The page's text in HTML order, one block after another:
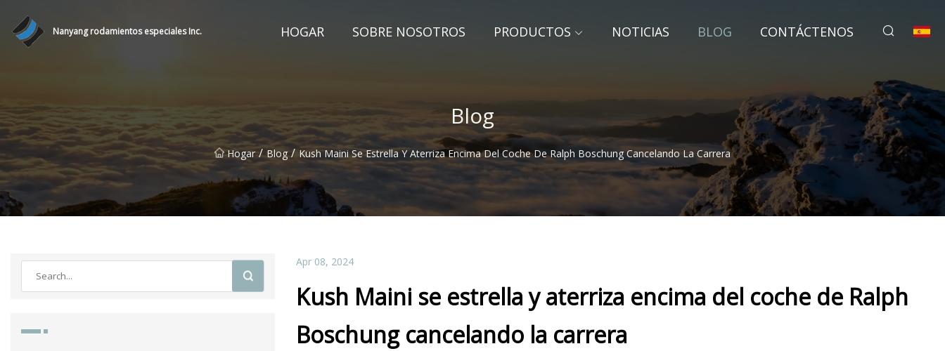
Nanyang rodamientos especiales Inc. HOGAR SOBRE NOSOTROS PRODUCTOS NOTICIAS BLOG CONTÁCTENOS
Blog
Hogar / Blog / Kush Maini Se Estrella Y Aterriza Encima Del Coche De Ralph Boschung Cancelando La Carrera
Apr 08, 2024
Kush Maini se estrella y aterriza encima del coche de Ralph
Boschung cancelando la carrera